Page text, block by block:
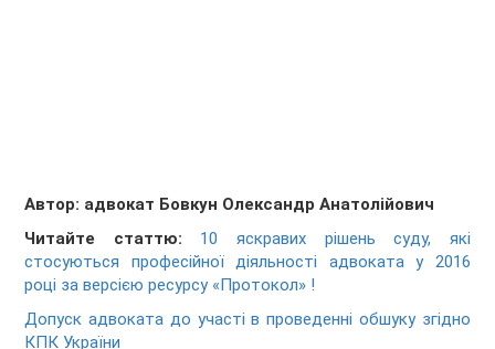
Автор: адвокат Бовкун Олександр Анатолійович
Читайте статтю: 10 яскравих рішень суду, які
стосуються професійної діяльності адвоката у 2016
році за версією ресурсу «Протокол» !
Допуск адвоката до участі в проведенні обшуку згідно
КПК України